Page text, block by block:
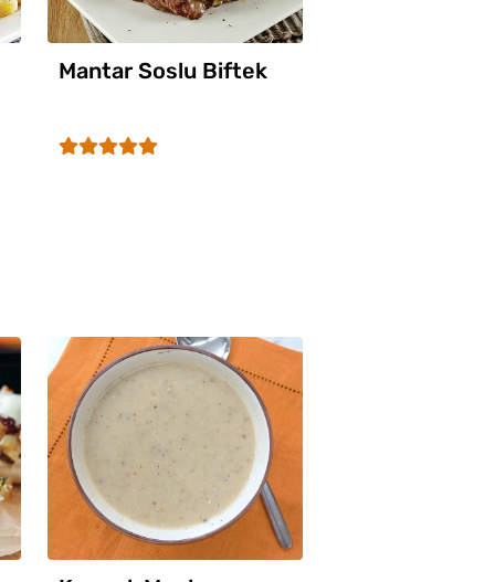
Mantar Soslu Biftek